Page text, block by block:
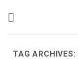
TAG ARCHIVES: